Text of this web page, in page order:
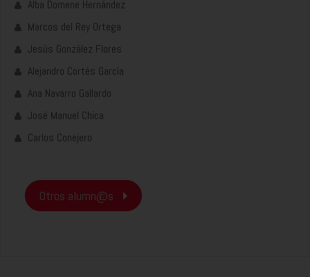
Alba Domene Hernández
Marcos del Rey Ortega
Jesús González Flores
Alejandro Cortés García
Ana Navarro Gallardo
José Manuel Chica
Carlos Conejero
Otros alumn@s